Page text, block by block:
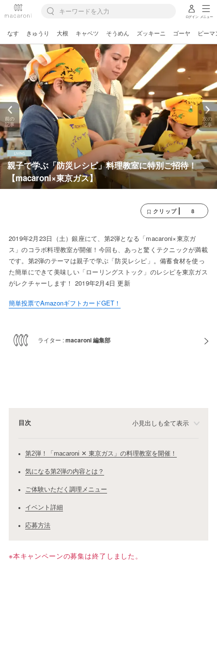
ログイン メニュー
なす きゅうり 大根 キャベツ そうめん ズッキーニ ゴーヤ ピーマ
親子で学ぶ「防災レシピ」料理教室に特別ご招待！
【macaroni×東京ガス】
前の
記事
次の
記事
クリップ 8
2019年2月23日（土）銀座にて、第2弾となる「macaroni×東京ガ
ス」のコラボ料理教室が開催！今回も、あっと驚くテクニックが満載
です。第2弾のテーマは親子で学ぶ「防災レシピ」。備蓄食材を使っ
た簡単にできて美味しい「ローリングストック」のレシピを東京ガス
がレクチャーします！ 2019年2月4日 更新
簡単投票でAmazonギフトカードGET！
ライター :macaroni 編集部
目次 小見出しも全て表示
第2弾！「macaroni ✕ 東京ガス」の料理教室を開催！
気になる第2弾の内容とは？
ご体験いただく調理メニュー
イベント詳細
応募方法
※本キャンペーンの募集は終了しました。